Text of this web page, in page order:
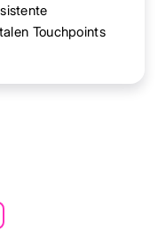
Touchpoints